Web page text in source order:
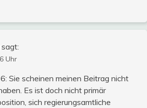
sagt:
Uhr
Sie scheinen meinen Beitrag nicht
Es ist doch nicht primär
sich regierungsamtliche